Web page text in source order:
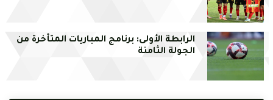
الرابطة الأولى: برنامج المباريات المتأخرة من
الجولة الثامنة